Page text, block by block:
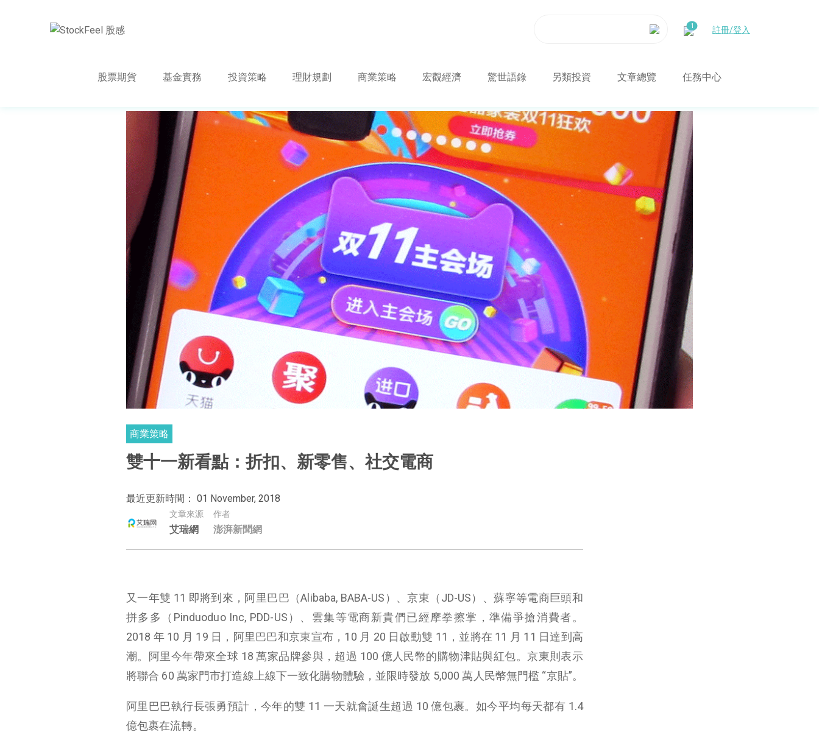
註冊/登入
股票期貨 基金實務 投資策略 理財規劃 商業策略 宏觀經濟 驚世語錄 另類投資 文章總覽 任務中心
商業策略
雙十一新看點：折扣、新零售、社交電商
最近更新時間： 01 November, 2018
文章來源
艾瑞網
作者
澎湃新聞網
又一年雙 11 即將到來，阿里巴巴（Alibaba, BABA-US）、京東（JD-US）、蘇寧等電商巨頭和
拼多多（Pinduoduo Inc, PDD-US）、雲集等電商新貴們已經摩拳擦掌，準備爭搶消費者。
2018 年 10 月 19 日，阿里巴巴和京東宣布，10 月 20 日啟動雙 11，並將在 11 月 11 日達到高
潮。阿里今年帶來全球 18 萬家品牌參與，超過 100 億人民幣的購物津貼與紅包。京東則表示
將聯合 60 萬家門市打造線上線下一致化購物體驗，並限時發放 5,000 萬人民幣無門檻 “京貼”。
阿里巴巴執行長張勇預計，今年的雙 11 一天就會誕生超過 10 億包裹。如今平均每天都有 1.4
億包裹在流轉。